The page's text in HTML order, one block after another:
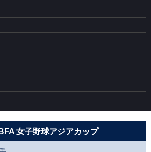
女子野球アジアカップ